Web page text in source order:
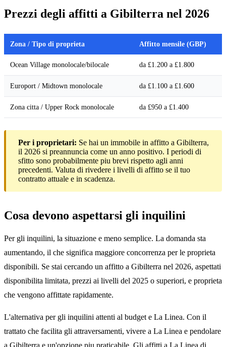
Prezzi degli affitti a Gibilterra nel 2026
Zona / Tipo di proprieta Affitto mensile (GBP)
Ocean Village monolocale/bilocale da £1.200 a £1.800
Europort / Midtown monolocale da £1.100 a £1.600
Zona citta / Upper Rock monolocale da £950 a £1.400
Per i proprietari: Se hai un immobile in affitto a Gibilterra,
il 2026 si preannuncia come un anno positivo. I periodi di
sfitto sono probabilmente piu brevi rispetto agli anni
precedenti. Valuta di rivedere i livelli di affitto se il tuo
contratto attuale e in scadenza.
Cosa devono aspettarsi gli inquilini
Per gli inquilini, la situazione e meno semplice. La domanda sta
aumentando, il che significa maggiore concorrenza per le proprieta
disponibili. Se stai cercando un affitto a Gibilterra nel 2026, aspettati
disponibilita limitata, prezzi ai livelli del 2025 o superiori, e proprieta
che vengono affittate rapidamente.
L'alternativa per gli inquilini attenti al budget e La Linea. Con il
trattato che facilita gli attraversamenti, vivere a La Linea e pendolare
a Gibilterra e un'opzione piu praticabile. Gli affitti a La Linea di